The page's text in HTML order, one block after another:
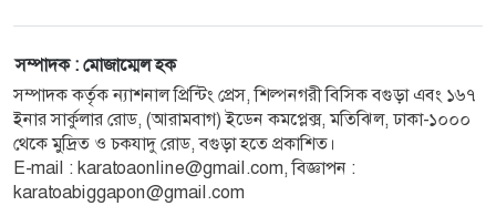
সম্পাদক : মোজাম্মেল হক
সম্পাদক কর্তৃক ন্যাশনাল প্রিন্টিং প্রেস, শিল্পনগরী বিসিক বগুড়া এবং ১৬৭
ইনার সার্কুলার রোড, (আরামবাগ) ইডেন কমপ্লেক্স, মতিঝিল, ঢাকা-১০০০
থেকে মুদ্রিত ও চকযাদু রোড, বগুড়া হতে প্রকাশিত।
E-mail : karatoaonline@gmail.com, বিজ্ঞাপন :
karatoabiggapon@gmail.com